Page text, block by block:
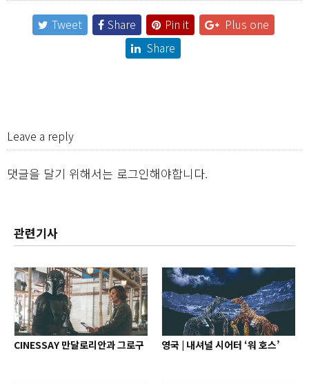
Tweet Share Pin it
Plus one
Share
Leave a reply
댓글을 달기 위해서는 로그인해야합니다.
관련기사
CINESSAY 만달로리안과 그로구 영국 | 내셔널 시어터 ‘워 호스’